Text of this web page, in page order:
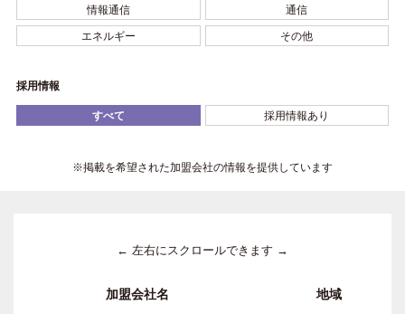
情報通信 通信
エネルギー その他
採用情報
すべて 採用情報あり
※掲載を希望された加盟会社の情報を提供しています
← 左右にスクロールできます →
加盟会社名 地域